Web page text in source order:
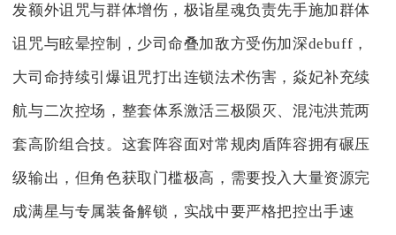
发额外诅咒与群体增伤，极诣星魂负责先手施加群体
诅咒与眩晕控制，少司命叠加敌方受伤加深debuff，
大司命持续引爆诅咒打出连锁法术伤害，焱妃补充续
航与二次控场，整套体系激活三极陨灭、混沌洪荒两
套高阶组合技。这套阵容面对常规肉盾阵容拥有碾压
级输出，但角色获取门槛极高，需要投入大量资源完
成满星与专属装备解锁，实战中要严格把控出手速